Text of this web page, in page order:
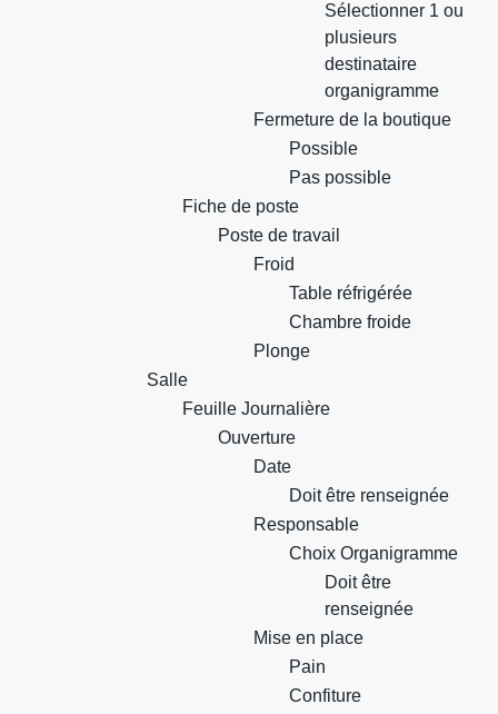
Sélectionner 1 ou
plusieurs
destinataire
organigramme
Fermeture de la boutique
Possible
Pas possible
Fiche de poste
Poste de travail
Froid
Table réfrigérée
Chambre froide
Plonge
Salle
Feuille Journalière
Ouverture
Date
Doit être renseignée
Responsable
Choix Organigramme
Doit être
renseignée
Mise en place
Pain
Confiture